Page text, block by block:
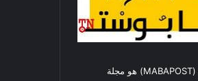
مابابوست عربي (MABAPOST) هو مجلة